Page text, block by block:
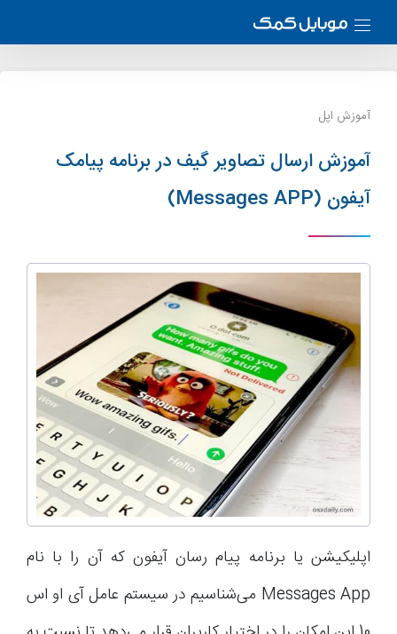
آموزش اپل
آموزش ارسال تصاویر گیف در برنامه پیامک
آیفون (Messages APP)
اپلیکیشن یا برنامه پیام رسان آیفون که آن را با نام
Messages App می‌شناسیم در سیستم عامل آی او اس